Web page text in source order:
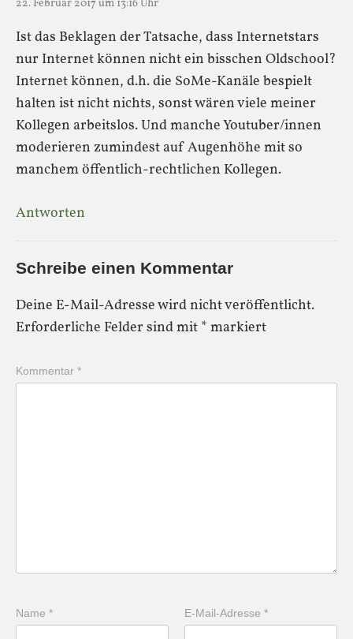
22. Februar 2017 um 13:16 Uhr
Ist das Beklagen der Tatsache, dass Internetstars
nur Internet können nicht ein bisschen Oldschool?
Internet können, d.h. die SoMe-Kanäle bespielt
halten ist nicht nichts, sonst wären viele meiner
Kollegen arbeitslos. Und manche Youtuber/innen
moderieren zumindest auf Augenhöhe mit so
manchem öffentlich-rechtlichen Kollegen.
Antworten
Schreibe einen Kommentar
Deine E-Mail-Adresse wird nicht veröffentlicht.
Erforderliche Felder sind mit * markiert
Kommentar *
Name * E-Mail-Adresse*